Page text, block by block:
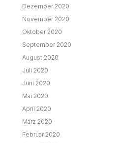
Dezember 2020
November 2020
Oktober 2020
September 2020
August 2020
Juli 2020
Juni 2020
Mai 2020
April 2020
März 2020
Februar 2020